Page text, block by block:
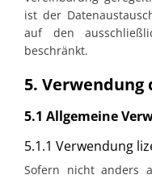
ist der
auf den
beschränkt.
5. Verwendung
5.1 Allgemeine
5.1.1 Verwendung
Sofern nicht anders